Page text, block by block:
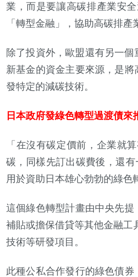
業，而是要讓高碳排產業安
「轉型金融」，協助高碳排產
除了投資外，歐盟還有另一
新基金的資金主要來源，是
發特定的減碳技術。
日本政府發綠色轉型過渡債來
「在沒有碳定價前，企業就
碳，同樣先訂出碳費後，還有
用於資助日本雄心勃勃的綠色
這個綠色轉型計畫由中央先
補貼或擔保借貸等其他金融工
技術等研發項目。
此種公私合作發行的綠色債